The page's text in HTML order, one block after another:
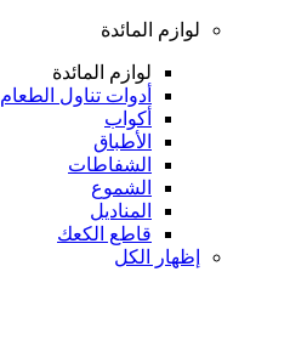
لوازم المائدة
لوازم المائدة
أدوات تناول الطعام
أكواب
الأطباق
الشفاطات
الشموع
المناديل
قاطع الكعك
إظهار الكل